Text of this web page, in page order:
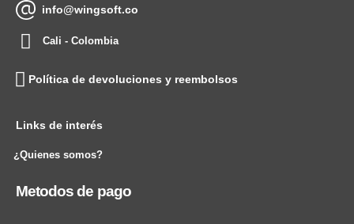
info@wingsoft.co
Cali - Colombia
Política de devoluciones y reembolsos
Links de interés
¿Quienes somos?
Metodos de pago